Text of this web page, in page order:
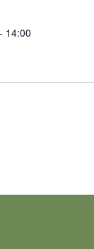
14:00